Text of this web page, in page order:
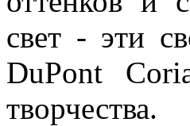
свет - эти
DuPont
творчества.